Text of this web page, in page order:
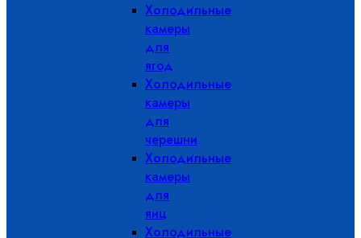
Холодильные
камеры
для
ягод
Холодильные
камеры
для
черешни
Холодильные
камеры
для
яиц
Холодильные